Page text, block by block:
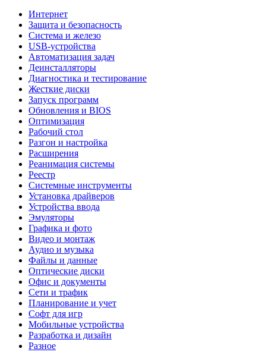
Интернет
Защита и безопасность
Система и железо
USB-устройства
Автоматизация задач
Деинсталляторы
Диагностика и тестирование
Жесткие диски
Запуск программ
Обновления и BIOS
Оптимизация
Рабочий стол
Разгон и настройка
Расширения
Реанимация системы
Реестр
Системные инструменты
Установка драйверов
Устройства ввода
Эмуляторы
Графика и фото
Видео и монтаж
Аудио и музыка
Файлы и данные
Оптические диски
Офис и документы
Сети и трафик
Планирование и учет
Софт для игр
Мобильные устройства
Разработка и дизайн
Разное